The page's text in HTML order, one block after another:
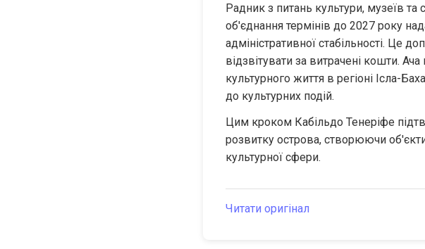
Радник з питань культури, музеїв та
об'єднання термінів до 2027 року
адміністративної стабільності. Це
відзвітувати за витрачені кошти.
культурного життя в регіоні Ісла-
до культурних подій.
Цим кроком Кабільдо Тенеріфе
розвитку острова, створюючи
культурної сфери.
Читати оригінал